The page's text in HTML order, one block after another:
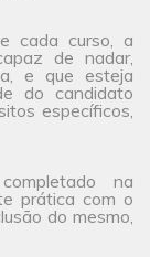
cada curso, a
de nadar,
e que esteja
do candidato
específicos,
na
prática com o
do mesmo,